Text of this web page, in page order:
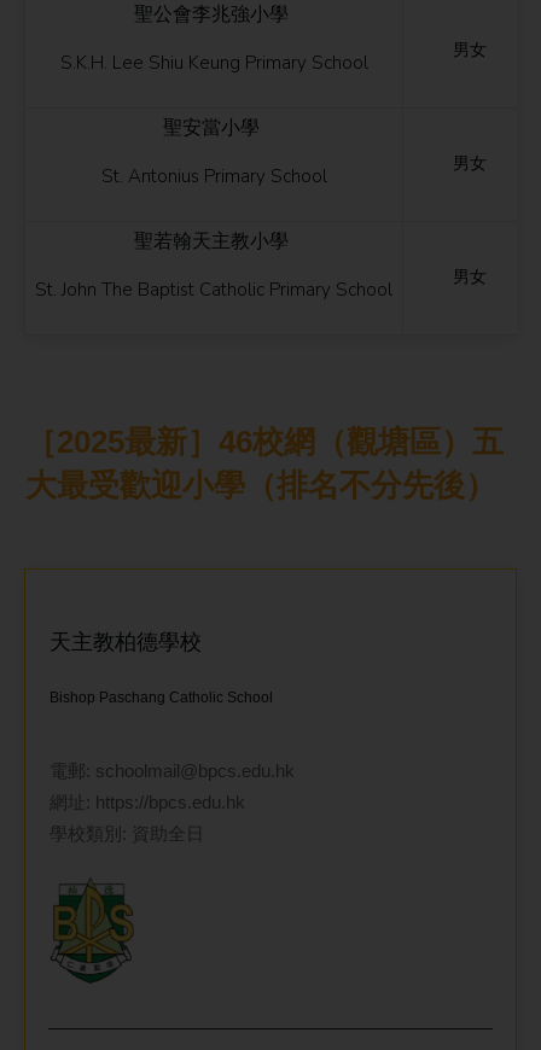
聖公會李兆強小學
S.K.H. Lee Shiu Keung Primary School
男女
聖安當小學
St. Antonius Primary School
男女
聖若翰天主教小學
St. John The Baptist Catholic Primary School
男女
［2025最新］46校網（觀塘區）五
大最受歡迎小學（排名不分先後）
天主教柏德學校
Bishop Paschang Catholic School
電郵: schoolmail@bpcs.edu.hk
網址: https://bpcs.edu.hk
學校類別: 資助全日